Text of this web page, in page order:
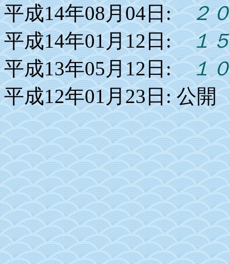
平成14年08月04日:２０
平成14年01月12日:１５
平成13年05月12日:１０
平成12年01月23日: 公開